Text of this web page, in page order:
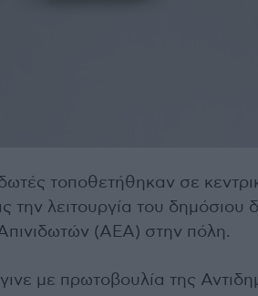
τοποθετήθηκαν σε
την λειτουργία του
(ΑΕΑ) στην πόλη.
με πρωτοβουλία της